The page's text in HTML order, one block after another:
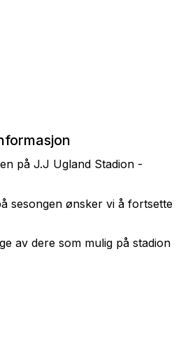
på J.J Ugland Stadion -
sesongen ønsker vi å fortsette
av dere som mulig på stadion